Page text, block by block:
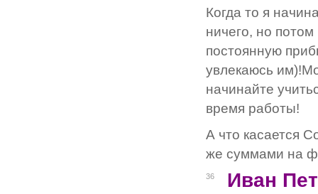
Когда то я
ничего, но
постоянную
увлекаюсь
начинайте
время работы!
А что касается
же суммами на
36 Иван